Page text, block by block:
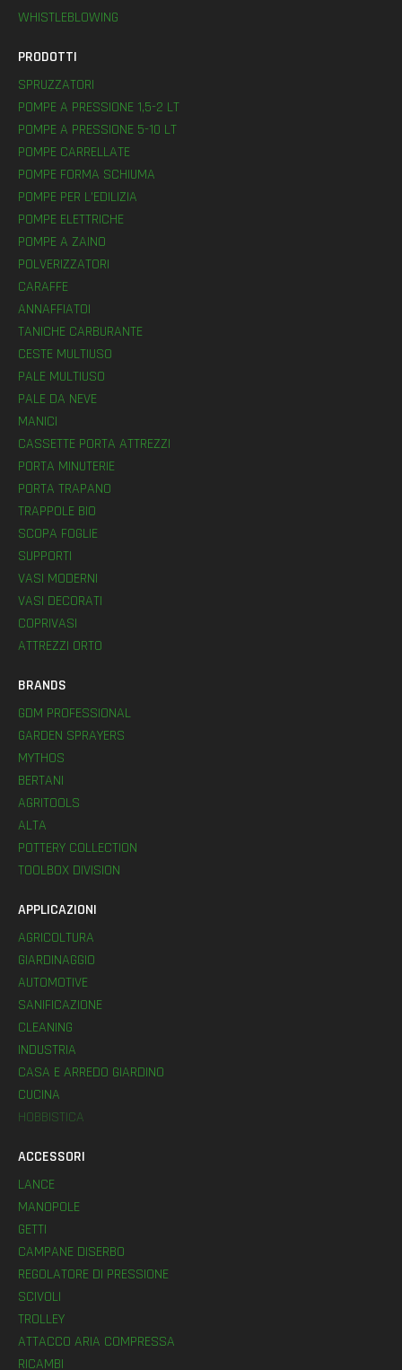
WHISTLEBLOWING
PRODOTTI
SPRUZZATORI
POMPE A PRESSIONE 1,5-2 LT
POMPE A PRESSIONE 5-10 LT
POMPE CARRELLATE
POMPE FORMA SCHIUMA
POMPE PER L’EDILIZIA
POMPE ELETTRICHE
POMPE A ZAINO
POLVERIZZATORI
CARAFFE
ANNAFFIATOI
TANICHE CARBURANTE
CESTE MULTIUSO
PALE MULTIUSO
PALE DA NEVE
MANICI
CASSETTE PORTA ATTREZZI
PORTA MINUTERIE
PORTA TRAPANO
TRAPPOLE BIO
SCOPA FOGLIE
SUPPORTI
VASI MODERNI
VASI DECORATI
COPRIVASI
ATTREZZI ORTO
BRANDS
GDM PROFESSIONAL
GARDEN SPRAYERS
MYTHOS
BERTANI
AGRITOOLS
ALTA
POTTERY COLLECTION
TOOLBOX DIVISION
APPLICAZIONI
AGRICOLTURA
GIARDINAGGIO
AUTOMOTIVE
SANIFICAZIONE
CLEANING
INDUSTRIA
CASA E ARREDO GIARDINO
CUCINA
HOBBISTICA
ACCESSORI
LANCE
MANOPOLE
GETTI
CAMPANE DISERBO
REGOLATORE DI PRESSIONE
SCIVOLI
TROLLEY
ATTACCO ARIA COMPRESSA
RICAMBI